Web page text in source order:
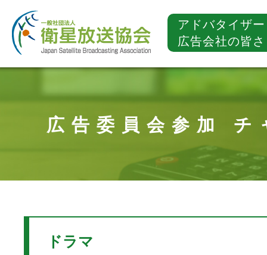
アドバタイザ
広告会社の皆
広告委員会参加 チ
ドラマ